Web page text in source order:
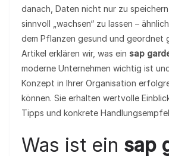
danach, Daten nicht nur zu
sinnvoll „wachsen“ zu lassen –
dem Pflanzen gesund und geordnet
Artikel erklären wir, was ein sap
moderne Unternehmen wichtig ist
Konzept in Ihrer Organisation
können. Sie erhalten wertvolle
Tipps und konkrete
Was ist ein sap